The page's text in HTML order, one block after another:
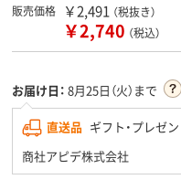
販売価格 ￥2,491 （税抜き）
￥2,740 （税込）
お届け日： 8月25日（火）まで
直送品 ギフト・プレゼ
商社アピデ株式会社